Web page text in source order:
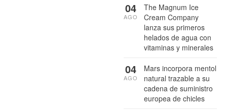
The Magnum Ice
Cream Company
lanza sus primeros
helados de agua con
vitaminas y minerales
04
AGO
Mars incorpora mentol
natural trazable a su
cadena de suministro
europea de chicles
04
AGO